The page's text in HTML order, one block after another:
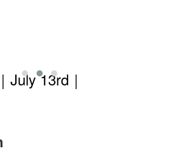
｜ July 13rd ｜